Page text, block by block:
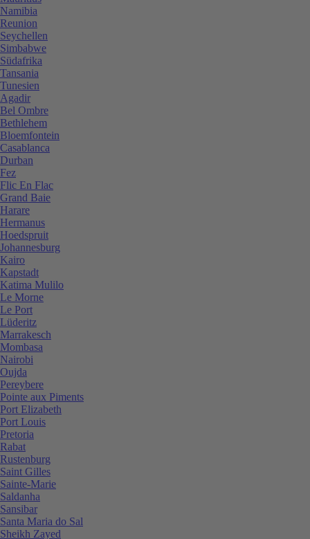
Namibia
Reunion
Seychellen
Simbabwe
Südafrika
Tansania
Tunesien
Agadir
Bel Ombre
Bethlehem
Bloemfontein
Casablanca
Durban
Fez
Flic En Flac
Grand Baie
Harare
Hermanus
Hoedspruit
Johannesburg
Kairo
Kapstadt
Katima Mulilo
Le Morne
Le Port
Lüderitz
Marrakesch
Mombasa
Nairobi
Oujda
Pereybere
Pointe aux Piments
Port Elizabeth
Port Louis
Pretoria
Rabat
Rustenburg
Saint Gilles
Sainte-Marie
Saldanha
Sansibar
Santa Maria do Sal
Sheikh Zayed